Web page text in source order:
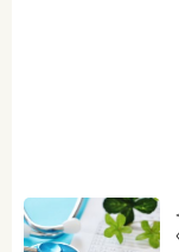
耳鼻いんこう科